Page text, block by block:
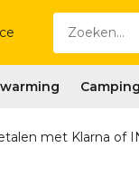
Camping
met Klarna of